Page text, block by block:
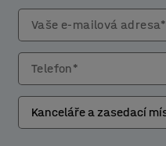
Vaše e-mailová adresa*
Telefon*